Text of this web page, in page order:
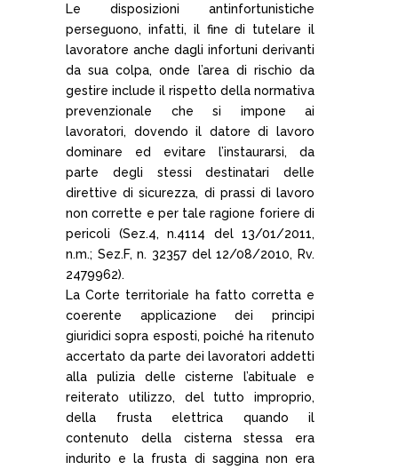
Le disposizioni antinfortunistiche
perseguono, infatti, il fine di tutelare il
lavoratore anche dagli infortuni derivanti
da sua colpa, onde l’area di rischio da
gestire include il rispetto della normativa
prevenzionale che si impone ai
lavoratori, dovendo il datore di lavoro
dominare ed evitare l’instaurarsi, da
parte degli stessi destinatari delle
direttive di sicurezza, di prassi di lavoro
non corrette e per tale ragione foriere di
pericoli (Sez.4, n.4114 del 13/01/2011,
n.m.; Sez.F, n. 32357 del 12/08/2010, Rv.
2479962).
La Corte territoriale ha fatto corretta e
coerente applicazione dei principi
giuridici sopra esposti, poiché ha ritenuto
accertato da parte dei lavoratori addetti
alla pulizia delle cisterne l’abituale e
reiterato utilizzo, del tutto improprio,
della frusta elettrica quando il
contenuto della cisterna stessa era
indurito e la frusta di saggina non era